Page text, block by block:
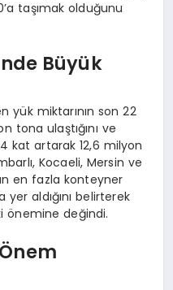
taşımak olduğunu
Büyük
yük miktarının son 22
tona ulaştığını ve
4 kat artarak 12,6 milyon
Kocaeli, Mersin ve
en fazla konteyner
yer aldığını belirterek
önemine değindi.